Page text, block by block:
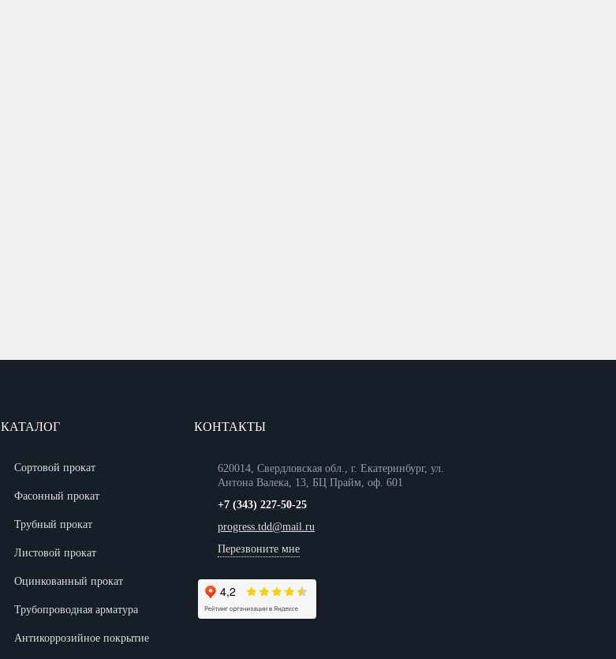
КАТАЛОГ
Сортовой прокат
Фасонный прокат
Трубный прокат
Листовой прокат
Оцинкованный прокат
Трубопроводная арматура
Антикоррозийное покрытие
КОНТАКТЫ
620014, Свердловская обл., г. Екатеринбург, ул.
Антона Валека, 13, БЦ Прайм, оф. 601
+7 (343) 227-50-25
progress.tdd@mail.ru
Перезвоните мне